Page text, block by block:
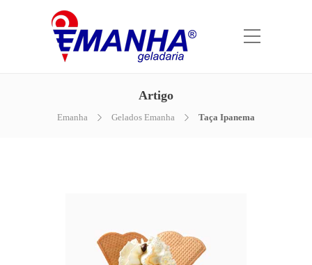
Artigo
Emanha Gelados Emanha Taça Ipanema